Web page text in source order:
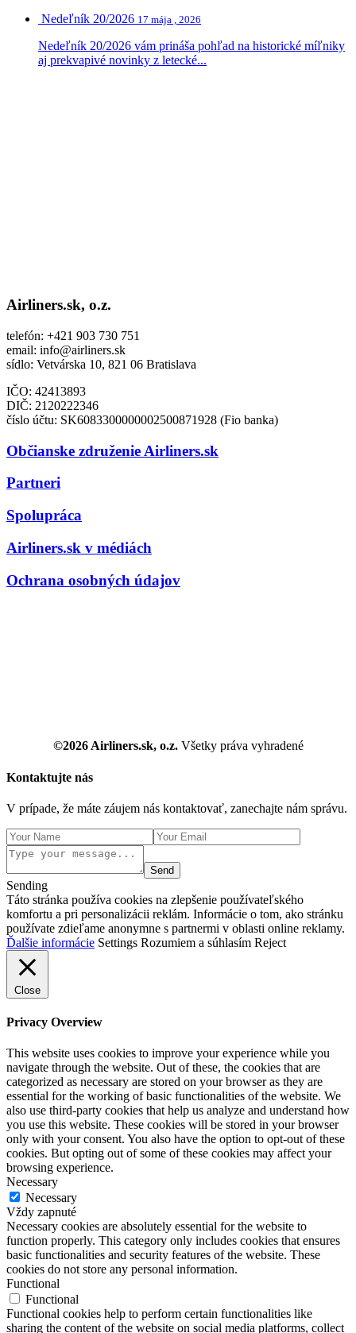
Nedeľník 20/2026 17 mája , 2026
Nedeľník 20/2026 vám prináša pohľad na historické míľniky
aj prekvapivé novinky z letecké...
Airliners.sk, o.z.
telefón: +421 903 730 751
email: info@airliners.sk
sídlo: Vetvárska 10, 821 06 Bratislava
IČO: 42413893
DIČ: 2120222346
číslo účtu: SK6083300000002500871928 (Fio banka)
Občianske združenie Airliners.sk
Partneri
Spolupráca
Airliners.sk v médiách
Ochrana osobných údajov
©2026 Airliners.sk, o.z. Všetky práva vyhradené
Kontaktujte nás
V prípade, že máte záujem nás kontaktovať, zanechajte nám správu.
Send
Sending
Táto stránka používa cookies na zlepšenie používateľského
komfortu a pri personalizácii reklám. Informácie o tom, ako stránku
používate zdieľame anonymne s partnermi v oblasti online reklamy.
Ďalšie informácie Settings Rozumiem a súhlasím Reject
Close
Privacy Overview
This website uses cookies to improve your experience while you
navigate through the website. Out of these, the cookies that are
categorized as necessary are stored on your browser as they are
essential for the working of basic functionalities of the website. We
also use third-party cookies that help us analyze and understand how
you use this website. These cookies will be stored in your browser
only with your consent. You also have the option to opt-out of these
cookies. But opting out of some of these cookies may affect your
browsing experience.
Necessary
Necessary
Vždy zapnuté
Necessary cookies are absolutely essential for the website to
function properly. This category only includes cookies that ensures
basic functionalities and security features of the website. These
cookies do not store any personal information.
Functional
Functional
Functional cookies help to perform certain functionalities like
sharing the content of the website on social media platforms, collect